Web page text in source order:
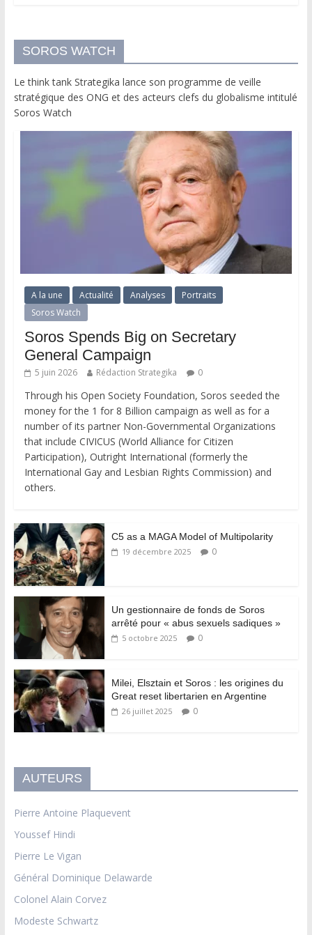
SOROS WATCH
Le think tank Strategika lance son programme de veille
stratégique des ONG et des acteurs clefs du globalisme intitulé
Soros Watch
A la une Actualité Analyses
Portraits
Soros Watch
Soros Spends Big on Secretary
General Campaign
5 juin 2026 Rédaction Strategika 0
Through his Open Society Foundation, Soros seeded the
money for the 1 for 8 Billion campaign as well as for a
number of its partner Non-Governmental Organizations
that include CIVICUS (World Alliance for Citizen
Participation), Outright International (formerly the
International Gay and Lesbian Rights Commission) and
others.
C5 as a MAGA Model of Multipolarity
19 décembre 2025 0
Un gestionnaire de fonds de Soros
arrêté pour « abus sexuels sadiques »
5 octobre 2025 0
Milei, Elsztain et Soros : les origines du
Great reset libertarien en Argentine
26 juillet 2025 0
AUTEURS
Pierre Antoine Plaquevent
Youssef Hindi
Pierre Le Vigan
Général Dominique Delawarde
Colonel Alain Corvez
Modeste Schwartz